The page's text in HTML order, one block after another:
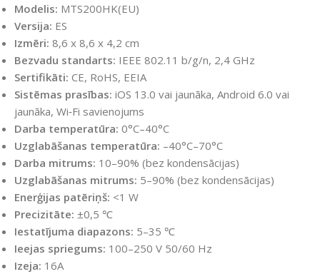
Modelis: MTS200HK(EU)
Versija: ES
Izmēri: 8,6 x 8,6 x 4,2 cm
Bezvadu standarts: IEEE 802.11 b/g/n, 2,4 GHz
Sertifikāti: CE, RoHS, EEIA
Sistēmas prasības: iOS 13.0 vai jaunāka, Android 6.0 vai
jaunāka, Wi‑Fi savienojums
Darba temperatūra: 0°C–40°C
Uzglabāšanas temperatūra: –40°C–70°C
Darba mitrums: 10–90% (bez kondensācijas)
Uzglabāšanas mitrums: 5–90% (bez kondensācijas)
Enerģijas patēriņš: <1 W
Precizitāte: ±0,5 ℃
Iestatījuma diapazons: 5–35 ℃
Ieejas spriegums: 100–250 V 50/60 Hz
Izeja: 16A